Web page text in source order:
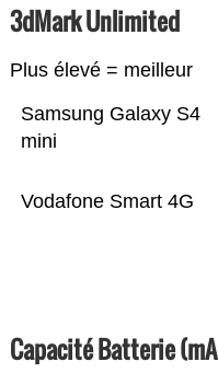
3dMark Unlimited
Plus élevé = meilleur
Vodafone Smart 4G
Samsung Galaxy S4
mini
Capacité Batterie